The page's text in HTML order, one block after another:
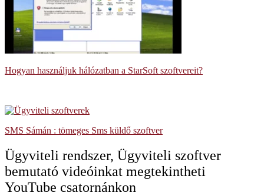
Hogyan használjuk hálózatban a StarSoft szoftvereit?
SMS Sámán : tömeges Sms küldő szoftver
Ügyviteli rendszer, Ügyviteli szoftver
bemutató videóinkat megtekintheti
YouTube csatornánkon